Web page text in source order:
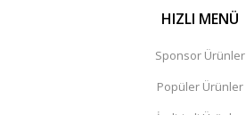
HIZLI MENÜ
Sponsor Ürünler
Popüler Ürünler